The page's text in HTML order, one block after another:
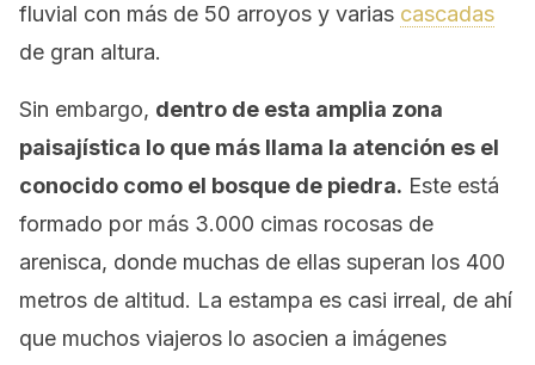
fluvial con más de 50 arroyos y varias cascadas
de gran altura.
Sin embargo, dentro de esta amplia zona
paisajística lo que más llama la atención es el
conocido como el bosque de piedra. Este está
formado por más 3.000 cimas rocosas de
arenisca, donde muchas de ellas superan los 400
metros de altitud. La estampa es casi irreal, de ahí
que muchos viajeros lo asocien a imágenes